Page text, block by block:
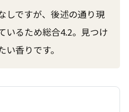
しですが、後述の通り現
いるため総合4.2。見つけ
香りです。